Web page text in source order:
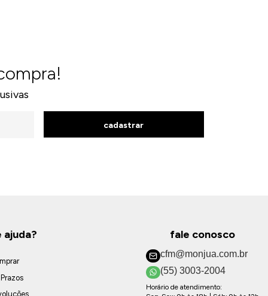
cadastrar
ajuda? fale conosco
cfm@monjua.com.br
(55) 3003-2004
Horário de atendimento: